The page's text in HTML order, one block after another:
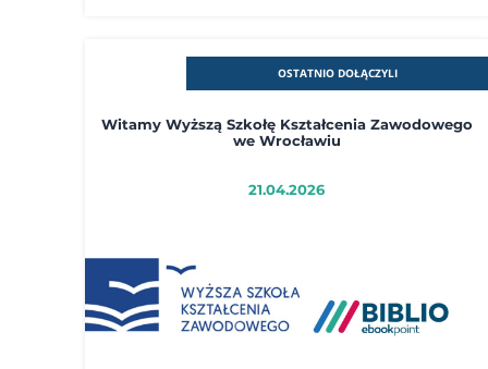
OSTATNIO DOŁĄCZYLI
Witamy Wyższą Szkołę Kształcenia Zawodowego
we Wrocławiu
21.04.2026